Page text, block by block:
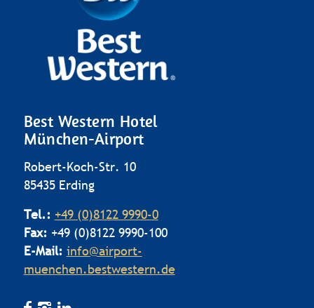
Best Western Hotel
München-Airport
Robert-Koch-Str. 10
85435 Erding
Tel.: +49 (0)8122 9990-0
Fax: +49 (0)8122 9990-100
E-Mail: info@airport-
muenchen.bestwestern.de